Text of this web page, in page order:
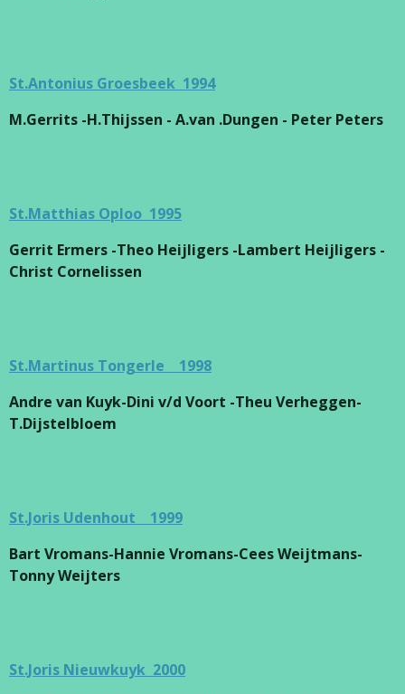
St.Antonius Groesbeek 1994
M.Gerrits -H.Thijssen - A.van .Dungen - Peter Peters
St.Matthias Oploo 1995
Gerrit Ermers -Theo Heijligers -Lambert Heijligers -
Christ Cornelissen
St.Martinus Tongerle 1998
Andre van Kuyk-Dini v/d Voort -Theu Verheggen-
T.Dijstelbloem
St.Joris Udenhout 1999
Bart Vromans-Hannie Vromans-Cees Weijtmans-
Tonny Weijters
St.Joris Nieuwkuyk 2000